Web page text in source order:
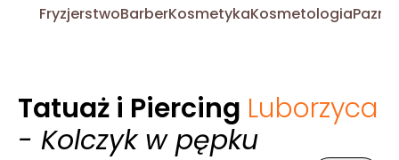
FryzjerstwoBarberKosmetykaKosmetologia
Tatuaż i Piercing Luborzyca
- Kolczyk w pępku